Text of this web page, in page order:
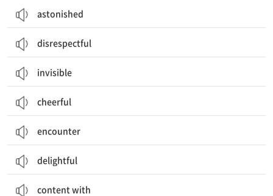
astonished
disrespectful
invisible
cheerful
encounter
delightful
content with